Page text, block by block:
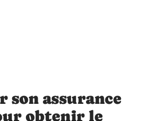
son assurance
obtenir le